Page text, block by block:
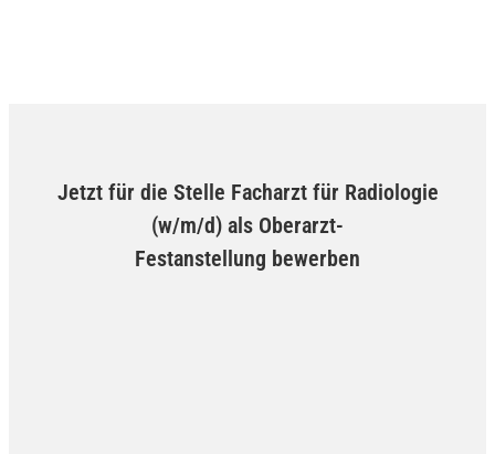
Jetzt für die Stelle Facharzt für Radiologie
(w/m/d) als Oberarzt-
Festanstellung bewerben